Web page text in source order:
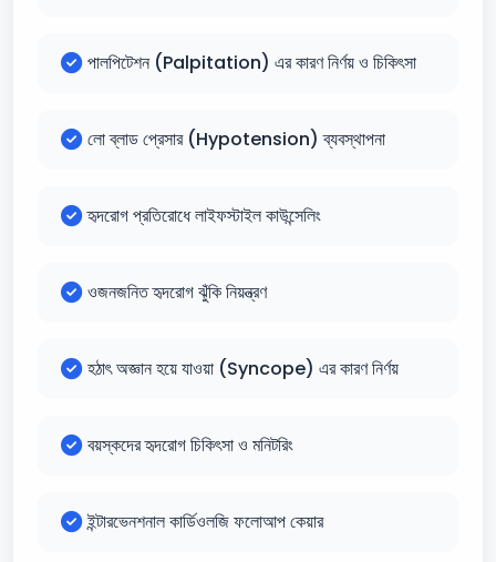
পালপিটেশন (Palpitation) এর কারণ নির্ণয় ও চিকিৎসা
লো ব্লাড প্রেসার (Hypotension) ব্যবস্থাপনা
হৃদরোগ প্রতিরোধে লাইফস্টাইল কাউন্সেলিং
ওজনজনিত হৃদরোগ ঝুঁকি নিয়ন্ত্রণ
হঠাৎ অজ্ঞান হয়ে যাওয়া (Syncope) এর কারণ নির্ণয়
বয়স্কদের হৃদরোগ চিকিৎসা ও মনিটরিং
ইন্টারভেনশনাল কার্ডিওলজি ফলোআপ কেয়ার